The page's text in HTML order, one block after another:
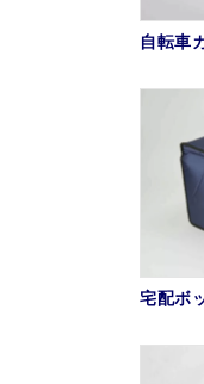
自転車
宅配ボ